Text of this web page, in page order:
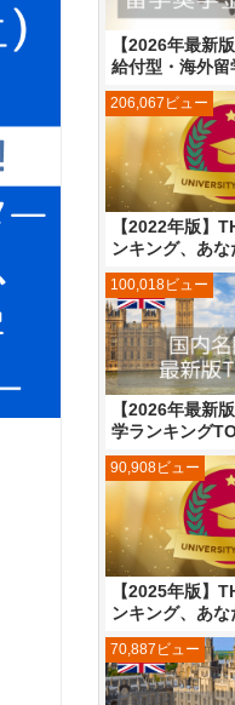
【2026年最新
給付型・海外留
【2022年版】
ンキング、あな
206,067ビュー
【2026年最新
学ランキング
100,018ビュー
【2025年版】
ンキング、あな
90,908ビュー
70,887ビュー